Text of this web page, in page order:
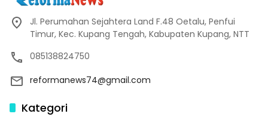
Jl. Perumahan Sejahtera Land F.48 Oetalu, Penfui
Timur, Kec. Kupang Tengah, Kabupaten Kupang, NTT
085138824750
reformanews74@gmail.com
Kategori